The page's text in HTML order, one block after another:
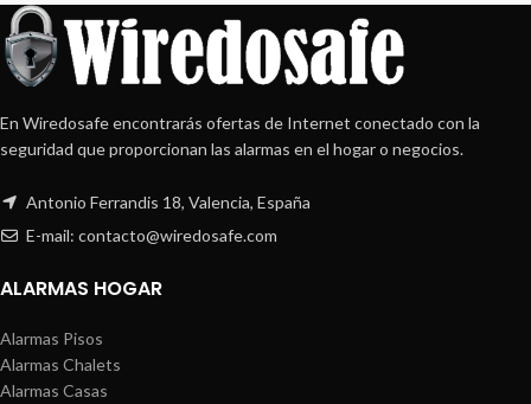
En Wiredosafe encontrarás ofertas de Internet conectado con la
seguridad que proporcionan las alarmas en el hogar o negocios.
Antonio Ferrandis 18, Valencia, España
E-mail: contacto@wiredosafe.com
ALARMAS HOGAR
Alarmas Pisos
Alarmas Chalets
Alarmas Casas